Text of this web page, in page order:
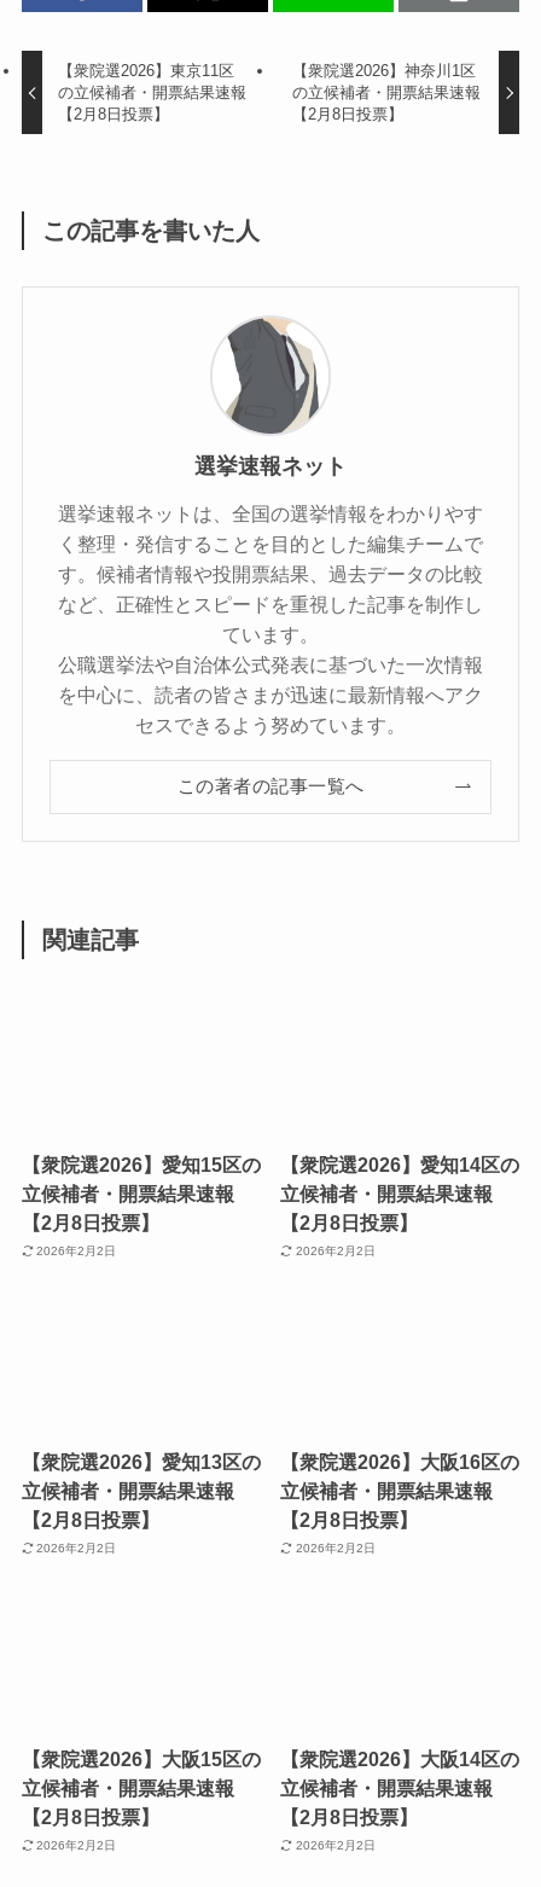
【衆院選2026】東京11区
の立候補者・開票結果速報
【2月8日投票】
【衆院選2026】神奈川1区
の立候補者・開票結果速報
【2月8日投票】
この記事を書いた人
選挙速報ネット
選挙速報ネットは、全国の選挙情報をわかりやす
く整理・発信することを目的とした編集チームで
す。候補者情報や投開票結果、過去データの比較
など、正確性とスピードを重視した記事を制作し
ています。
公職選挙法や自治体公式発表に基づいた一次情報
を中心に、読者の皆さまが迅速に最新情報へアク
セスできるよう努めています。
この著者の記事一覧へ
関連記事
【衆院選2026】愛知15区の
立候補者・開票結果速報
【2月8日投票】
2026年2月2日
【衆院選2026】愛知14区の
立候補者・開票結果速報
【2月8日投票】
2026年2月2日
【衆院選2026】愛知13区の
立候補者・開票結果速報
【2月8日投票】
2026年2月2日
【衆院選2026】大阪16区の
立候補者・開票結果速報
【2月8日投票】
2026年2月2日
【衆院選2026】大阪15区の
立候補者・開票結果速報
【2月8日投票】
2026年2月2日
【衆院選2026】大阪14区の
立候補者・開票結果速報
【2月8日投票】
2026年2月2日